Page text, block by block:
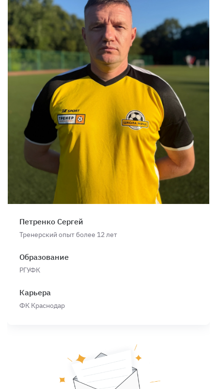
Петренко Сергей
Тренерский опыт более 12 лет
Образование
РГУФК
Карьера
ФК Краснодар